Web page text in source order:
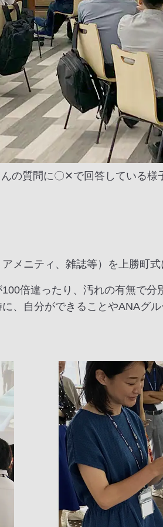
の質問に〇✕で回答している様
メニティ、雑誌等）を上勝町
倍違ったり、汚れの有無で
、自分ができることやANAグ